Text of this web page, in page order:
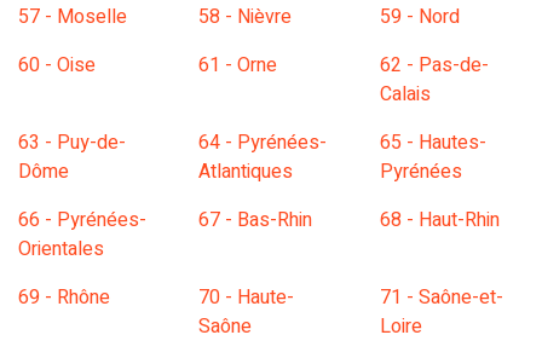
57 - Moselle 58 - Nièvre
59 - Nord
60 - Oise
61 - Orne
62 - Pas-de-
Calais
63 - Puy-de-
Dôme
64 - Pyrénées-
Atlantiques
65 - Hautes-
Pyrénées
66 - Pyrénées-
Orientales
67 - Bas-Rhin 68 - Haut-Rhin
69 - Rhône
70 - Haute-
Saône
71 - Saône-et-
Loire